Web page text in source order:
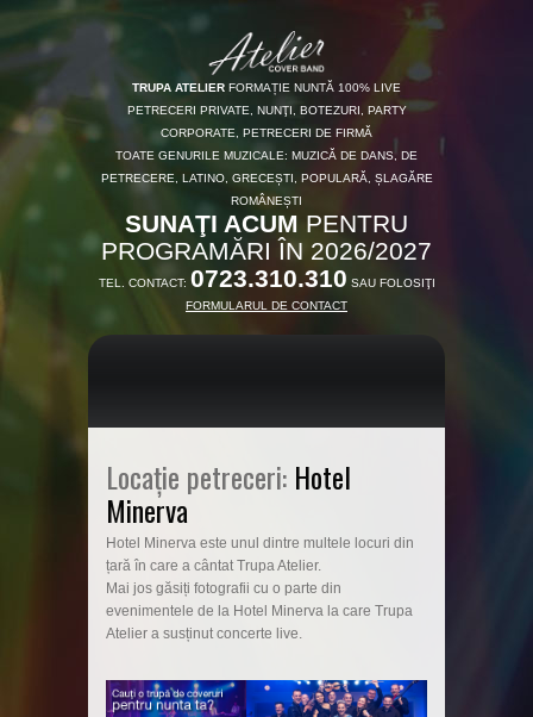
TRUPA ATELIER FORMAȚIE NUNTĂ 100% LIVE
PETRECERI PRIVATE, NUNŢI, BOTEZURI, PARTY
CORPORATE, PETRECERI DE FIRMĂ
TOATE GENURILE MUZICALE: MUZICĂ DE DANS, DE
PETRECERE, LATINO, GRECEȘTI, POPULARĂ, ȘLAGĂRE
ROMÂNEȘTI
SUNAŢI ACUM PENTRU
PROGRAMĂRI ÎN 2026/2027
TEL. CONTACT: 0723.310.310 SAU FOLOSIŢI
FORMULARUL DE CONTACT
Locație petreceri: Hotel
Minerva
Hotel Minerva este unul dintre multele locuri din
țară în care a cântat Trupa Atelier.
Mai jos găsiți fotografii cu o parte din
evenimentele de la Hotel Minerva la care Trupa
Atelier a susținut concerte live.